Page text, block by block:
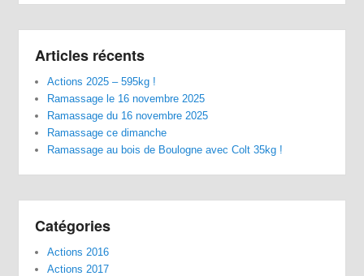
Articles récents
Actions 2025 – 595kg !
Ramassage le 16 novembre 2025
Ramassage du 16 novembre 2025
Ramassage ce dimanche
Ramassage au bois de Boulogne avec Colt 35kg !
Catégories
Actions 2016
Actions 2017